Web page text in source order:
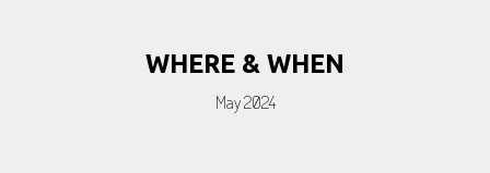
WHERE & WHEN
May 2024